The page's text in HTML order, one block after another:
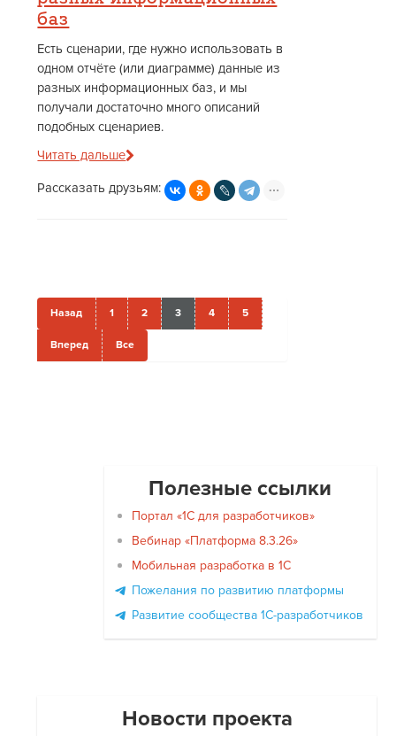
баз
Есть сценарии, где нужно использовать в
одном отчёте (или диаграмме) данные из
разных информационных баз, и мы
получали достаточно много описаний
подобных сценариев.
Читать дальше
Рассказать друзьям:
Назад 1 2 3 4 5
Вперед Все
Полезные ссылки
Портал «1С для разработчиков»
Вебинар «Платформа 8.3.26»
Мобильная разработка в 1С
Пожелания по развитию платформы
Развитие сообщества 1С-разработчиков
Новости проекта